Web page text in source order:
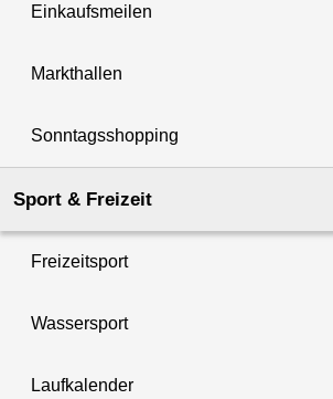
Einkaufsmeilen
Markthallen
Sonntagsshopping
Sport & Freizeit
Freizeitsport
Wassersport
Laufkalender